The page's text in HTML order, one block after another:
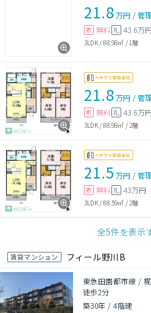
21.8万円 /管
敷 無料 礼 43.6万
3LDK/88.98㎡ / 1階
21.8万円 /管
敷 無料 礼 43.6万
3LDK/88.98㎡ /2階
21.5 万円 /管
敷 無料 礼 43万円
3LDK/88.59㎡ /2階
全5件を表示
賃貸マンション フィール野川B
東急田園都市線 /
徒歩2分
築30年 /4階建